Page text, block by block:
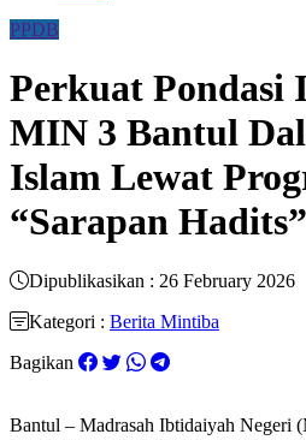
PPDB
Perkuat Pondasi
MIN 3 Bantul
Islam Lewat
“Sarapan Hadits”
Dipublikasikan : 26 February 2026
Kategori : Berita Mintiba
Bagikan
Bantul – Madrasah Ibtidaiyah Negeri